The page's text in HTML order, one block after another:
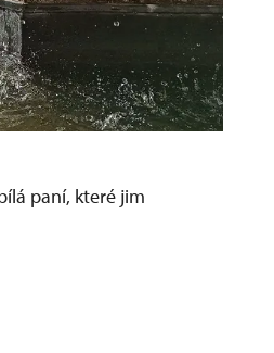
paní, které jim